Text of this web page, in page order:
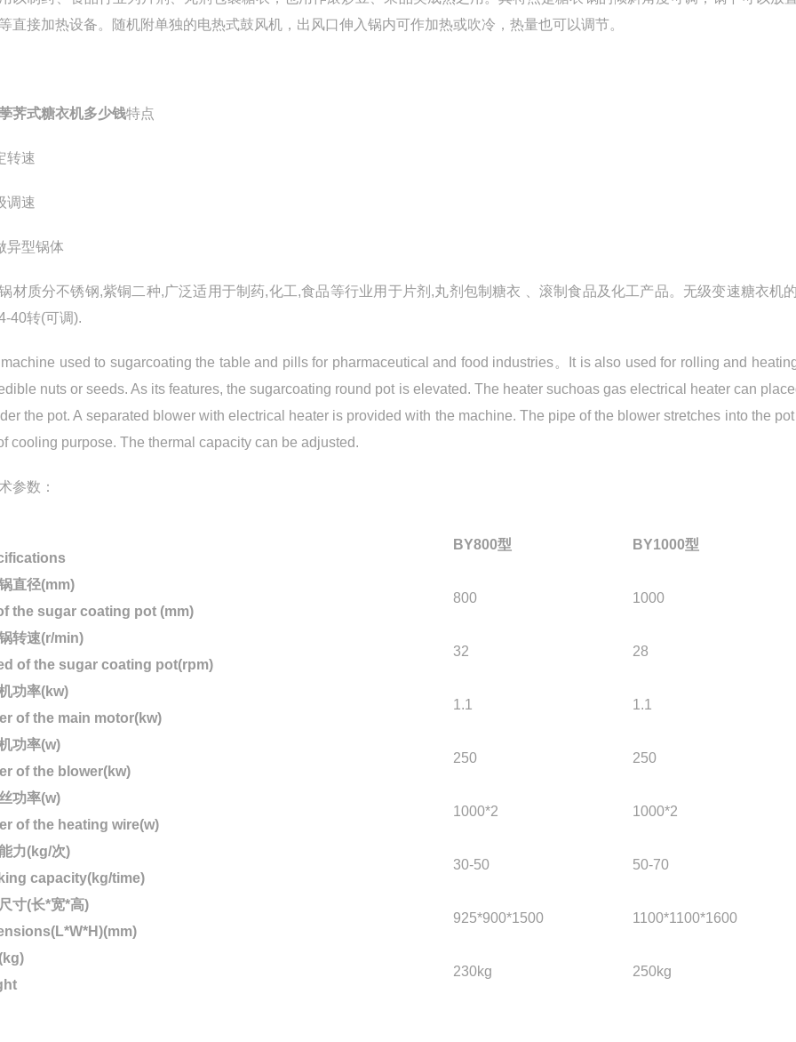
直接加热设备。随机附单独的电热式鼓风机，出风口伸入锅内可作加热或吹冷，热量也可以调节。
荠式糖衣机多少钱特点
转速
调速
异型锅体
材质分不锈钢,紫铜二种,广泛适用于制药,化工,食品等行业用于片剂,丸剂包制糖衣 、滚制食品及化工产品。无级变速糖衣机
40转(可调).
used to sugarcoating the table and pills for pharmaceutical and food industries。It is also used for rolling and
nuts or seeds. As its features, the sugarcoating round pot is elevated. The heater suchoas gas electrical heater can
the pot. A separated blower with electrical heater is provided with the machine. The pipe of the blower stretches into the
cooling purpose. The thermal capacity can be adjusted.
参数：
BY800型 BY1000型
直径(mm)
the sugar coating pot (mm)
800 1000
转速(r/min)
of the sugar coating pot(rpm)
32 28
功率(kw)
of the main motor(kw)
1.1 1.1
功率(w)
of the blower(kw)
250 250
功率(w)
of the heating wire(w)
1000*2 1000*2
力(kg/次)
capacity(kg/time)
30-50 50-70
寸(长*宽*高)
925*900*1500 1100*1100*1600
230kg 250kg